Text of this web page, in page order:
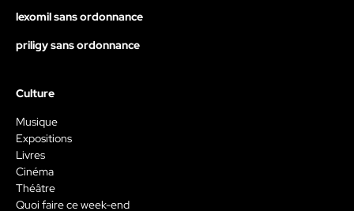
lexomil sans ordonnance
priligy sans ordonnance
Culture
Musique
Expositions
Livres
Cinéma
Théâtre
Quoi faire ce week-end